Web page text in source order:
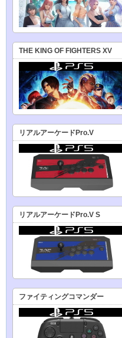
THE KING OF FIGHTERS XV
リアルアーケードPro.V
リアルアーケードPro.V S
ファイティングコマンダー